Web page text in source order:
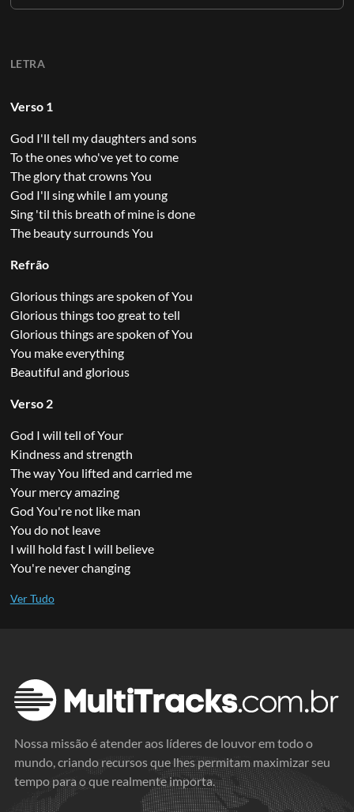
LETRA
Verso 1
God I'll tell my daughters and sons
To the ones who've yet to come
The glory that crowns You
God I'll sing while I am young
Sing 'til this breath of mine is done
The beauty surrounds You
Refrão
Glorious things are spoken of You
Glorious things too great to tell
Glorious things are spoken of You
You make everything
Beautiful and glorious
Verso 2
God I will tell of Your
Kindness and strength
The way You lifted and carried me
Your mercy amazing
God You're not like man
You do not leave
I will hold fast I will believe
You're never changing
Nossa missão é atender aos líderes de louvor em todo o
mundo, criando recursos que lhes permitam maximizar seu
tempo para o que realmente importa.